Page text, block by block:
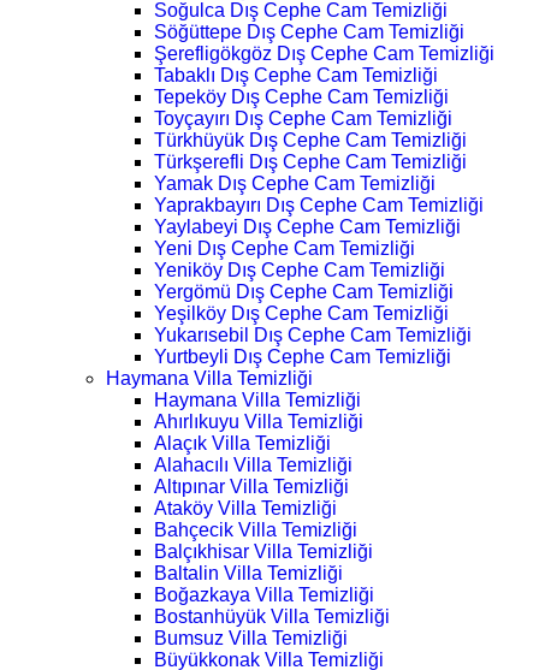
Soğulca Dış Cephe Cam Temizliği
Söğüttepe Dış Cephe Cam Temizliği
Şerefligökgöz Dış Cephe Cam Temizliği
Tabaklı Dış Cephe Cam Temizliği
Tepeköy Dış Cephe Cam Temizliği
Toyçayırı Dış Cephe Cam Temizliği
Türkhüyük Dış Cephe Cam Temizliği
Türkşerefli Dış Cephe Cam Temizliği
Yamak Dış Cephe Cam Temizliği
Yaprakbayırı Dış Cephe Cam Temizliği
Yaylabeyi Dış Cephe Cam Temizliği
Yeni Dış Cephe Cam Temizliği
Yeniköy Dış Cephe Cam Temizliği
Yergömü Dış Cephe Cam Temizliği
Yeşilköy Dış Cephe Cam Temizliği
Yukarısebil Dış Cephe Cam Temizliği
Yurtbeyli Dış Cephe Cam Temizliği
Haymana Villa Temizliği
Haymana Villa Temizliği
Ahırlıkuyu Villa Temizliği
Alaçık Villa Temizliği
Alahacılı Villa Temizliği
Altıpınar Villa Temizliği
Ataköy Villa Temizliği
Bahçecik Villa Temizliği
Balçıkhisar Villa Temizliği
Baltalin Villa Temizliği
Boğazkaya Villa Temizliği
Bostanhüyük Villa Temizliği
Bumsuz Villa Temizliği
Büyükkonak Villa Temizliği